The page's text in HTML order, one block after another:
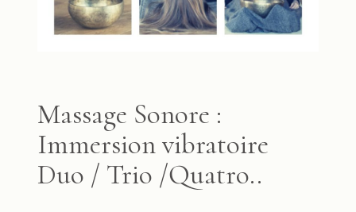
Massage Sonore :
Immersion vibratoire
Duo / Trio /Quatro..